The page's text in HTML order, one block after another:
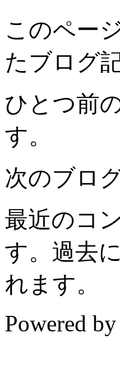
このペー
たブログ
ひとつ前
す。
次のブロ
最近のコ
す。過去
れます。
Powered by